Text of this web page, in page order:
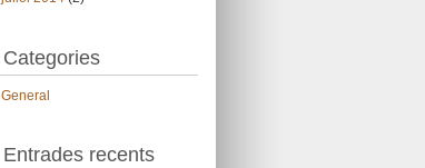
Categories
General
Entrades recents